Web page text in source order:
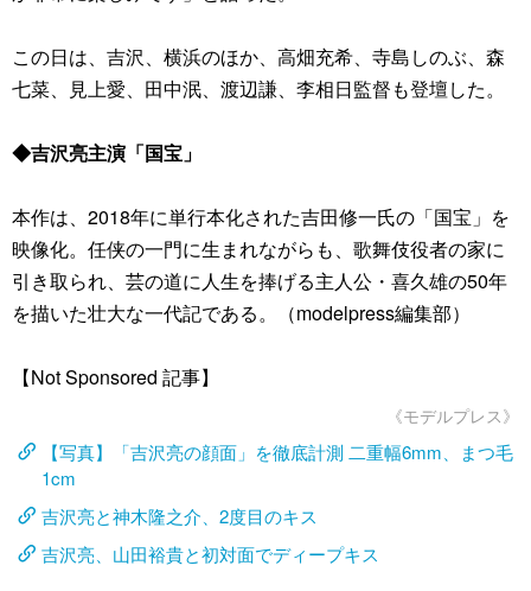
この日は、吉沢、横浜のほか、高畑充希、寺島しのぶ、森
七菜、見上愛、田中泯、渡辺謙、李相日監督も登壇した。
◆吉沢亮主演「国宝」
本作は、2018年に単行本化された吉田修一氏の「国宝」を
映像化。任侠の一門に生まれながらも、歌舞伎役者の家に
引き取られ、芸の道に人生を捧げる主人公・喜久雄の50年
を描いた壮大な一代記である。（modelpress編集部）
【Not Sponsored 記事】
《モデルプレス》
【写真】「吉沢亮の顔面」を徹底計測 二重幅6mm、まつ毛
1cm
吉沢亮と神木隆之介、2度目のキス
吉沢亮、山田裕貴と初対面でディープキス